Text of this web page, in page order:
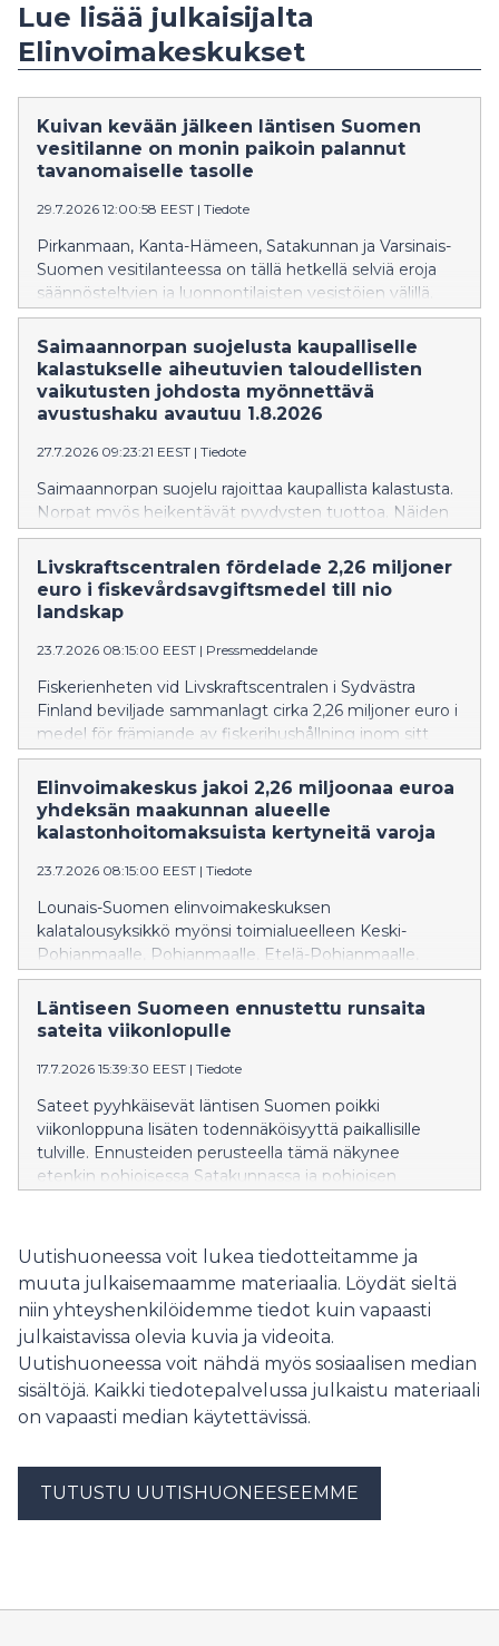
Lue lisää julkaisijalta
Elinvoimakeskukset
Kuivan kevään jälkeen läntisen Suomen
vesitilanne on monin paikoin palannut
tavanomaiselle tasolle
29.7.2026 12:00:58 EEST | Tiedote
Pirkanmaan, Kanta-Hämeen, Satakunnan ja Varsinais-
Suomen vesitilanteessa on tällä hetkellä selviä eroja
säännösteltyjen ja luonnontilaisten vesistöjen välillä.
Säännöstellyillä järvillä vedenpinnat ovat
tavanomaisella tasolla kun taas luonnontilaisten järvien
pinnat ovat edelleen pääosin tavanomaista alempana
ajankohtaan nähden. Paikoin vedenkorkeudet ovat
kuitenkin viimeaikaisten sateiden myötä palautuneet
Saimaannorpan suojelusta kaupalliselle
kalastukselle aiheutuvien taloudellisten
vaikutusten johdosta myönnettävä
avustushaku avautuu 1.8.2026
27.7.2026 09:23:21 EEST | Tiedote
Saimaannorpan suojelu rajoittaa kaupallista kalastusta.
Norpat myös heikentävät pyydysten tuottoa. Näiden
taloudellisten menetysten vuoksi kaupallisille
kalastajille on suunnattu avustus vuosille 2024-27.
Avustus on haettavissa elokuun ajan.
Livskraftscentralen fördelade 2,26 miljoner
euro i fiskevårdsavgiftsmedel till nio
landskap
23.7.2026 08:15:00 EEST | Pressmeddelande
Fiskerienheten vid Livskraftscentralen i Sydvästra
Finland beviljade sammanlagt cirka 2,26 miljoner euro i
medel för främjande av fiskerihushållning inom sitt
verksamhetsområde, som omfattar Mellersta
Österbotten, Österbotten, Södra Österbotten,
Satakunta, Egentliga Finland, Nyland, Päijänne-
Tavastland, Kymmenedalen och Södra Karelen.
fiskevårdsavgifter som betalas av fiskare.
Elinvoimakeskus jakoi 2,26 miljoonaa euroa
yhdeksän maakunnan alueelle
kalastonhoitomaksuista kertyneitä varoja
23.7.2026 08:15:00 EEST | Tiedote
Lounais-Suomen elinvoimakeskuksen
kalatalousyksikkö myönsi toimialueelleen Keski-
Pohjanmaalle, Pohjanmaalle, Etelä-Pohjanmaalle,
Satakuntaan, Varsinais-Suomeen, Uudellemaalle,
Päijät-Hämeeseen, Kymenlaaksoon ja Etelä-Karjalaan
yhteensä noin 2,26 miljoonaa euroa kalatalouden
maksamista valtion kalastonhoitomaksuista.
Läntiseen Suomeen ennustettu runsaita
sateita viikonlopulle
17.7.2026 15:39:30 EEST | Tiedote
Sateet pyyhkäisevät läntisen Suomen poikki
viikonloppuna lisäten todennäköisyyttä paikallisille
tulville. Ennusteiden perusteella tämä näkynee
etenkin pohjoisessa Satakunnassa ja pohjoisen
virtauksina. Esimerkiksi Kankaanpään ja Parkanon
seuduille ennustetaan jopa yli 50 mm sadekertymiä
viikonlopun aikana.
Uutishuoneessa voit lukea tiedotteitamme ja
muuta julkaisemaamme materiaalia. Löydät sieltä
niin yhteyshenkilöidemme tiedot kuin vapaasti
julkaistavissa olevia kuvia ja videoita.
Uutishuoneessa voit nähdä myös sosiaalisen median
sisältöjä. Kaikki tiedotepalvelussa julkaistu materiaali
on vapaasti median käytettävissä.
TUTUSTU UUTISHUONEESEEMME